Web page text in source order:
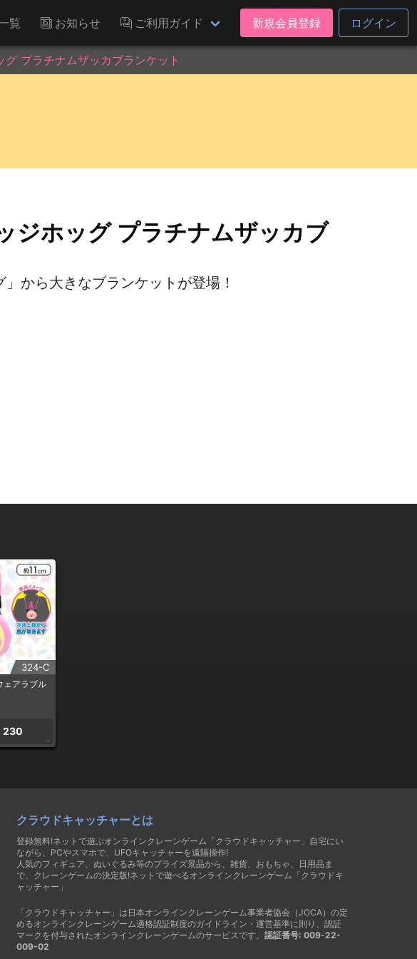
覧 お知らせ ご利用ガイド 新規会員登録 ログイン
プラチナムザッカブランケット
ジホッグ プラチナムザッカブ
」から大きなブランケットが登場！
324-C
ェアラブル
230
CP
クラウドキャッチャーとは
登録無料!ネットで遊ぶオンラインクレーンゲーム「クラウドキャッチャー」自宅にい
ながら、PCやスマホで、UFOキャッチャーを遠隔操作!
人気のフィギュア、ぬいぐるみ等のプライズ景品から、雑貨、おもちゃ、日用品ま
で、クレーンゲームの決定版!ネットで遊べるオンラインクレーンゲーム「クラウドキ
ャッチャー」
「クラウドキャッチャー」は日本オンラインクレーンゲーム事業者協会（JOCA）の定
めるオンラインクレーンゲーム適格認証制度のガイドライン・運営基準に則り、認証
マークを付与されたオンラインクレーンゲームのサービスです。 認証番号: 009-22-
009-02